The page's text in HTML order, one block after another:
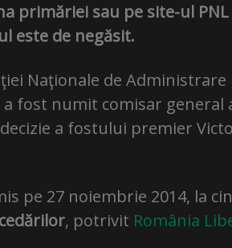
primăriei sau pe site-ul PNL
este de negăsit.
Naţionale de Administrare
fost numit comisar general
a fostului premier
pe 27 noiembrie 2014, la
, potrivit România